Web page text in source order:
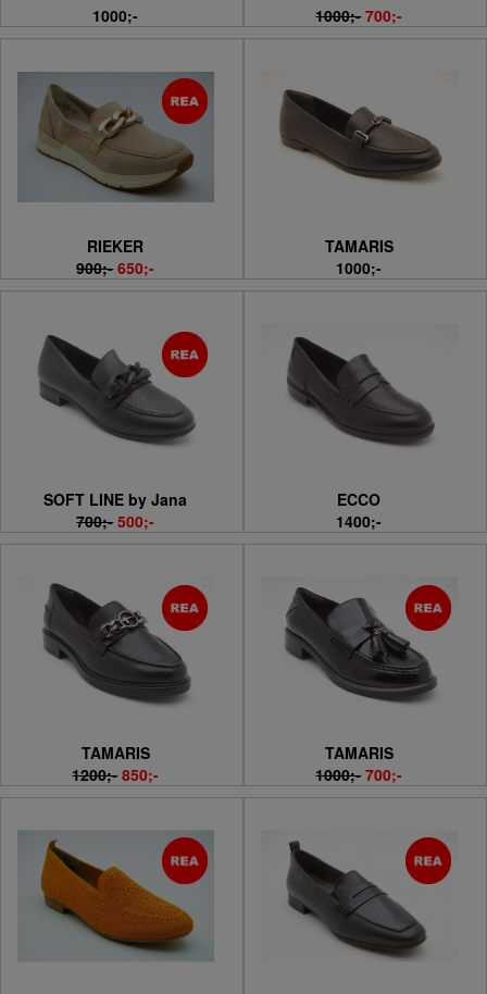
1000;-
1000;- 700;-
RIEKER
900;- 650;-
TAMARIS
1000;-
SOFT LINE by Jana
700;- 500;-
ECCO
1400;-
TAMARIS
1200;- 850;-
TAMARIS
1000;- 700;-